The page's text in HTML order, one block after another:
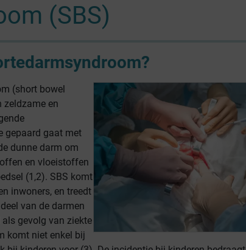
(SBS)
(short bowel
zeldzame en
gepaard gaat met
dunne darm om
en vloeistoffen
(1,2). SBS komt
inwoners, en treedt
van de darmen
gevolg van ziekte
komt niet enkel bij